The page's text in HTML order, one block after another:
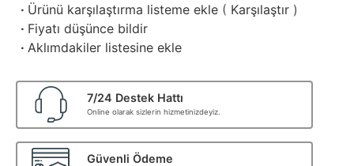
· Ürünü karşılaştırma listeme ekle ( Karşılaştır )
· Fiyatı düşünce bildir
· Aklımdakiler listesine ekle
7/24 Destek Hattı
Online olarak sizlerin hizmetinizdeyiz.
Güvenli Ödeme